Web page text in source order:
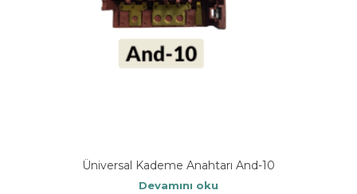
Üniversal Kademe Anahtarı And-10
Devamını oku